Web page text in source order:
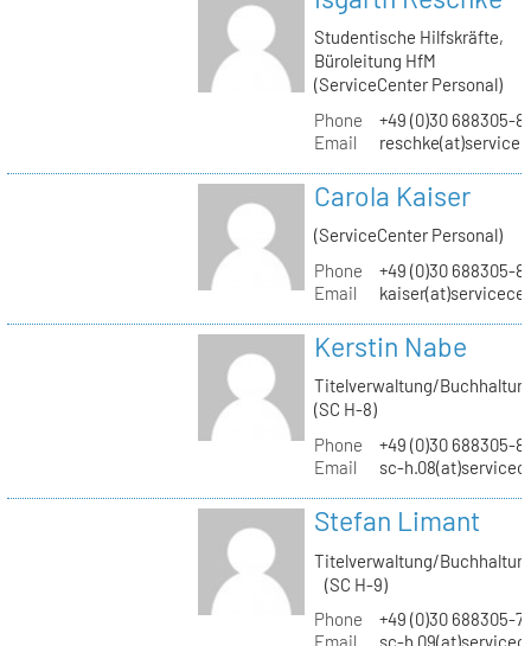
Studentische Hilfskräfte,
Büroleitung HfM
(ServiceCenter Personal)
Phone
+49 (0)30 688305-
Email
Carola Kaiser
(ServiceCenter Personal)
Phone
+49 (0)30 688305-
Email
Kerstin Nabe
Titelverwaltung/
(SC H-8)
Phone
+49 (0)30 688305-
Email
sc-
Stefan Limant
Titelverwaltung/
(SC H-9)
Phone
+49 (0)30 688305-
Email
sc-